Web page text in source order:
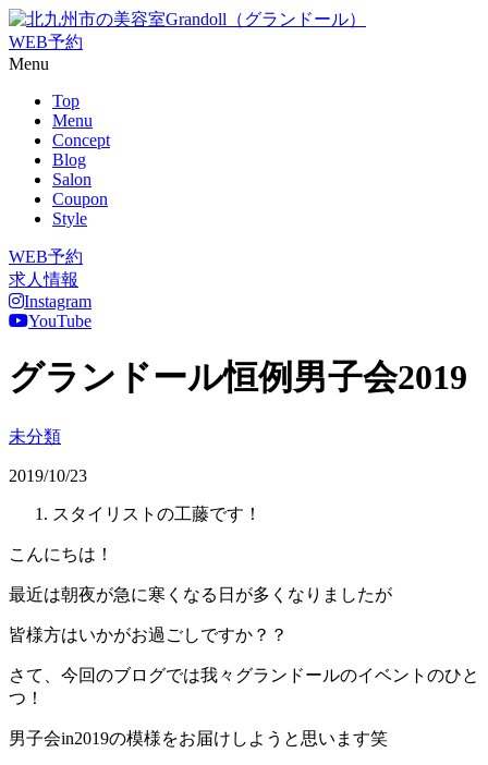
WEB予約
Menu
Top
Menu
Concept
Blog
Salon
Coupon
Style
WEB予約
求人情報
Instagram
YouTube
グランドール恒例男子会2019
未分類
2019/10/23
スタイリストの工藤です！
こんにちは！
最近は朝夜が急に寒くなる日が多くなりましたが
皆様方はいかがお過ごしですか？？
さて、今回のブログでは我々グランドールのイベントのひと
つ！
男子会in2019の模様をお届けしようと思います笑